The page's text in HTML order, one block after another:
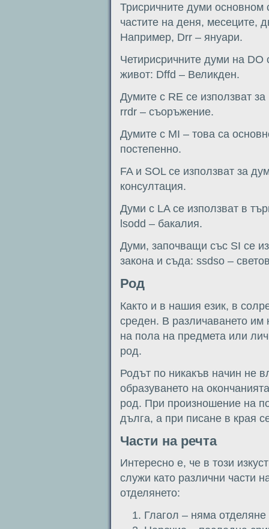
Трисричните думи основном
частите на деня, месеците,
Например, Drr – януари.
Четирисричните думи на DO
живот: Dffd – Великден.
Думите с RE се използват
rrdr – съоръжение.
Думите с MI – това са
постепенно.
FA и SOL се използват за
консултация.
Думи с LA се използват в
lsodd – бакалия.
Думи, започващи със SI се
закона и съда: ssdso –
Род
Както и в нашия език, в
среден. В различаването им
на пола на предмета или
род.
Родът по никакъв начин не
образуването на
род. При произношение на
дълга, а при писане в края
Части на речта
Интересно е, че в този
служи като различни части
отделянето:
Глагол – няма